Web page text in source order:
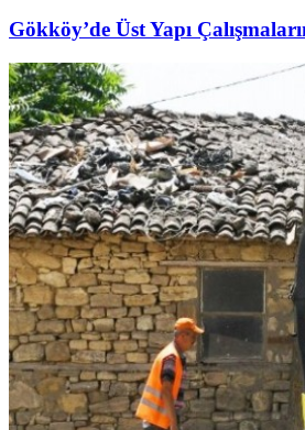
Gökköy’de Üst Yapı